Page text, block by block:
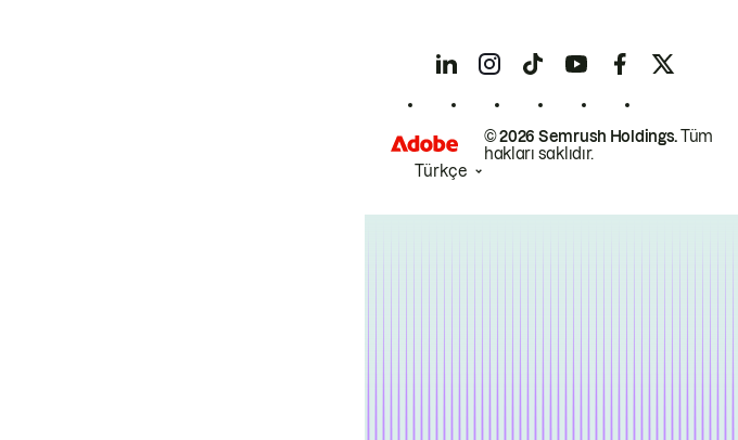
© 2026 Semrush Holdings.Tüm
hakları saklıdır.
Türkçe